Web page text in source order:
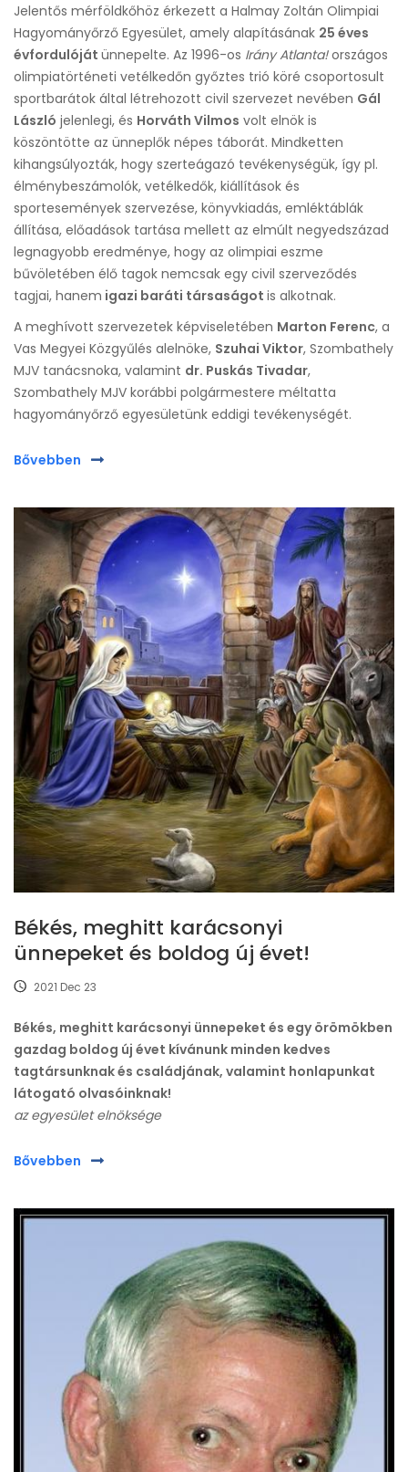
Jelentős mérföldkőhöz érkezett a Halmay Zoltán Olimpiai
Hagyományőrző Egyesület, amely alapításának 25 éves
évfordulóját ünnepelte. Az 1996-os Irány Atlanta!országos
olimpiatörténeti vetélkedőn győztes trió köré csoportosult
sportbarátok által létrehozott civil szervezet nevében Gál
László jelenlegi, és Horváth Vilmos volt elnök is
köszöntötte az ünneplők népes táborát. Mindketten
kihangsúlyozták, hogy szerteágazó tevékenységük, így pl.
élménybeszámolók, vetélkedők, kiállítások és
sportesemények szervezése, könyvkiadás, emléktáblák
állítása, előadások tartása mellett az elmúlt negyedszázad
legnagyobb eredménye, hogy az olimpiai eszme
bűvöletében élő tagok nemcsak egy civil szerveződés
tagjai, hanem igazi baráti társaságot is alkotnak.
A meghívott szervezetek képviseletében Marton Ferenc, a
Vas Megyei Közgyűlés alelnöke, Szuhai Viktor, Szombathely
MJV tanácsnoka, valamint dr. Puskás Tivadar,
Szombathely MJV korábbi polgármestere méltatta
hagyományőrző egyesületünk eddigi tevékenységét.
Bővebben
Békés, meghitt karácsonyi
ünnepeket és boldog új évet!
2021 Dec 23
Békés, meghitt karácsonyi ünnepeket és egy örömökben
gazdag boldog új évet kívánunk minden kedves
tagtársunknak és családjának, valamint honlapunkat
látogató olvasóinknak!
az egyesület elnöksége
Bővebben